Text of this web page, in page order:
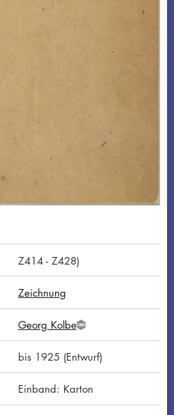
Z414 - Z428)
Zeichnung
Georg KolbeG
N
D
bis 1925 (Entwurf)
Einband: Karton